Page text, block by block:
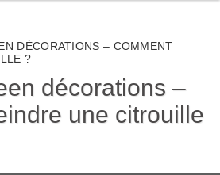
DÉCORATIONS – COMMENT
?
décorations –
une citrouille